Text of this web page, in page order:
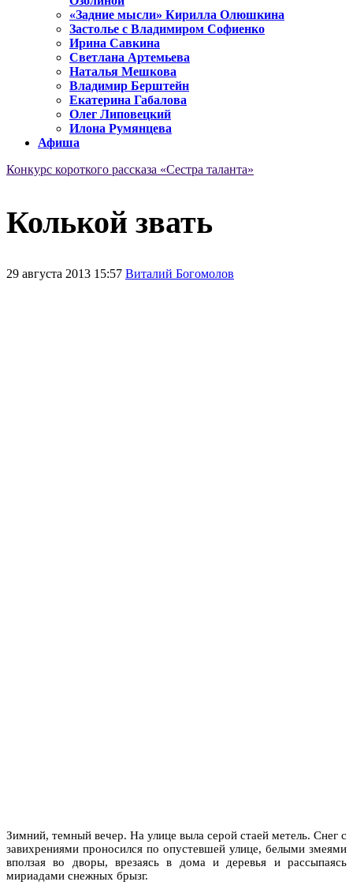
«Задние мысли» Кирилла Олюшкина
Застолье с Владимиром Софиенко
Ирина Савкина
Светлана Артемьева
Наталья Мешкова
Владимир Берштейн
Екатерина Габалова
Олег Липовецкий
Илона Румянцева
Афиша
Конкурс короткого рассказа «Сестра таланта»
Колькой звать
29 августа 2013 15:57 Виталий Богомолов
Зимний, темный вечер. На улице выла серой стаей метель. Снег с
завихрениями проносился по опустевшей улице, белыми змеями
вползая во дворы, врезаясь в дома и деревья и рассыпаясь
мириадами снежных брызг.